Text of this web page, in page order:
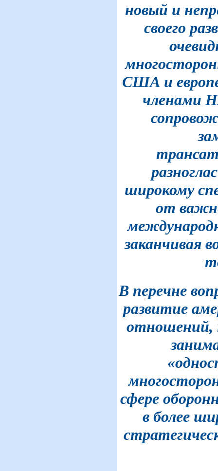
новый и
своего
США и
членами
широкому
от
заканчивая
В перечне
развитие
отношений,
сфере
в более